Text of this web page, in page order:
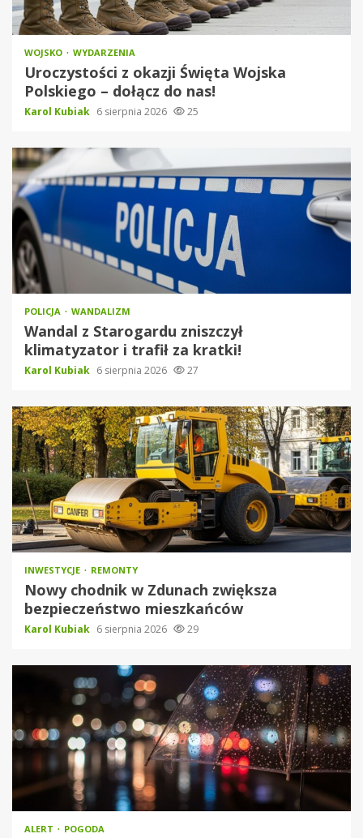
WOJSKO WYDARZENIA
Uroczystości z okazji Święta Wojska
Polskiego – dołącz do nas!
Karol Kubiak 6 sierpnia 2026 25
POLICJA WANDALIZM
Wandal z Starogardu zniszczył
klimatyzator i trafił za kratki!
Karol Kubiak 6 sierpnia 2026 27
INWESTYCJE REMONTY
Nowy chodnik w Zdunach zwiększa
bezpieczeństwo mieszkańców
Karol Kubiak 6 sierpnia 2026 29
ALERT POGODA